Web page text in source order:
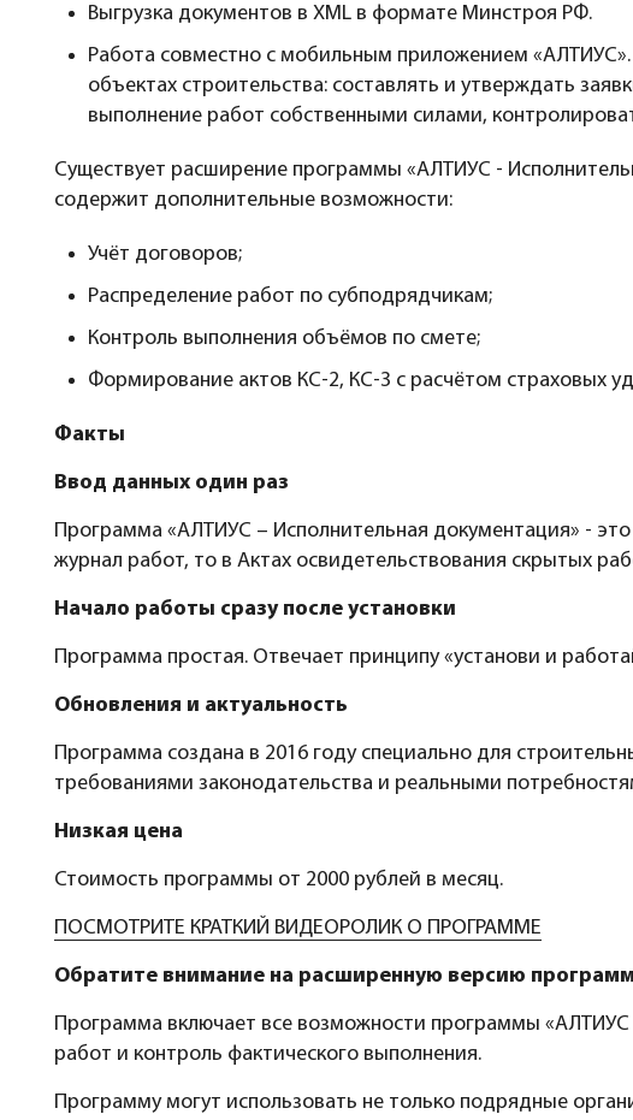
Выгрузка документов в XML в формате Минстроя РФ.
Работа совместно с мобильным приложением
объектах строительства: составлять и утверждать
выполнение работ собственными силами,
Существует расширение программы «АЛТИУС -
содержит дополнительные возможности:
Учёт договоров;
Распределение работ по субподрядчикам;
Контроль выполнения объёмов по смете;
Формирование актов КС-2, КС-3 с расчётом страховых
Факты
Ввод данных один раз
Программа «АЛТИУС – Исполнительная документация» -
журнал работ, то в Актах освидетельствования скрытых
Начало работы сразу после установки
Программа простая. Отвечает принципу «установи и
Обновления и актуальность
Программа создана в 2016 году специально для
требованиями законодательства и реальными
Низкая цена
Стоимость программы от 2000 рублей в месяц.
ПОСМОТРИТЕ КРАТКИЙ ВИДЕОРОЛИК О ПРОГРАММЕ
Обратите внимание на расширенную версию
Программа включает все возможности программы
работ и контроль фактического выполнения.
Программу могут использовать не только подрядные